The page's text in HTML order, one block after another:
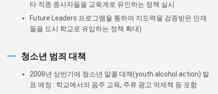
타 직종 종사자들을 교육계로 유인하는 정책 실시
Future Leaders 프로그램을 통하여 지도력을 검증받은 인재
들을 도시 학교로 유입하는 정책 확대)
청소년 범죄 대책
2008년 상반기에 청소년 알콜 대책(youth alcohol action) 발
표 예정 : 학교에서의 음주 교육, 주류 광고 억제책 등 포함